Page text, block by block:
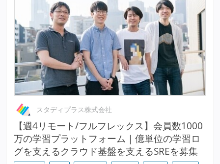
スタディプラス株式会社
【週4リモート/フルフレックス】会員数1000
万の学習プラットフォーム｜億単位の学習ロ
グを支えるクラウド基盤を支えるSREを募集